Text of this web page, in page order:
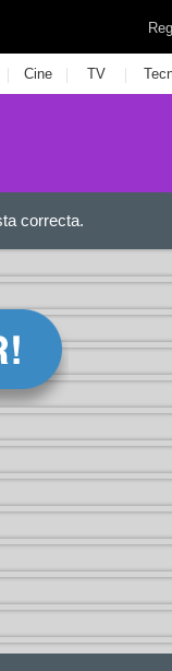
| Cine | TV |
correcta.